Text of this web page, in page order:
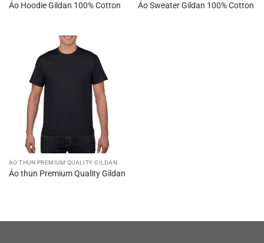
Áo Hoodie Gildan 100% Cotton Áo Sweater Gildan 100% Cotton
ÁO THUN PREMIUM QUALITY GILDAN
Áo thun Premium Quality Gildan